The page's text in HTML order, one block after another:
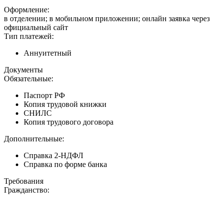
Оформление:
в отделении; в мобильном приложении; онлайн заявка через
официальный сайт
Тип платежей:
Аннуитетный
Документы
Обязательные:
Паспорт РФ
Копия трудовой книжки
СНИЛС
Копия трудового договора
Дополнительные:
Справка 2-НДФЛ
Справка по форме банка
Требования
Гражданство: